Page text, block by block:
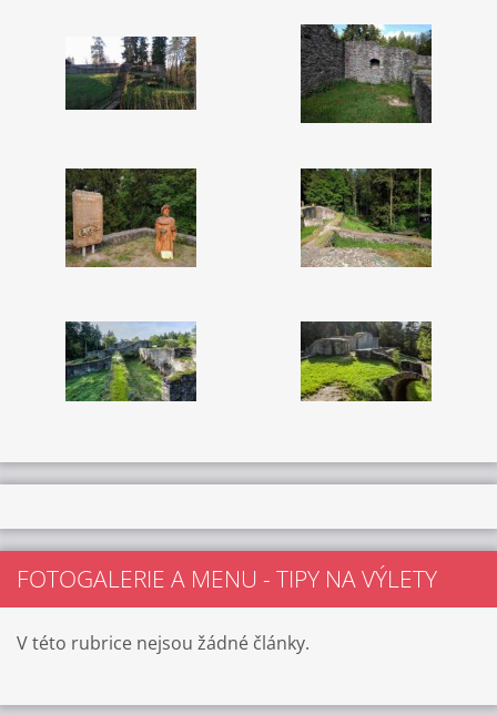
FOTOGALERIE A MENU - TIPY NA VÝLETY
V této rubrice nejsou žádné články.